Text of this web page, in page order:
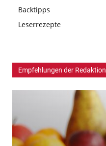
Backtipps
Leserrezepte
Empfehlungen der Redaktion